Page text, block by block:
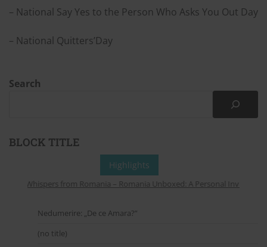
– National Say Yes to the Person Who Asks You Out Day
– National Quitters’Day
Search
BLOCK TITLE
Highlights
Whispers from Romania – Romania Unboxed: A Personal Invitation
Nedumerire: „De ce Amara?”
(no title)